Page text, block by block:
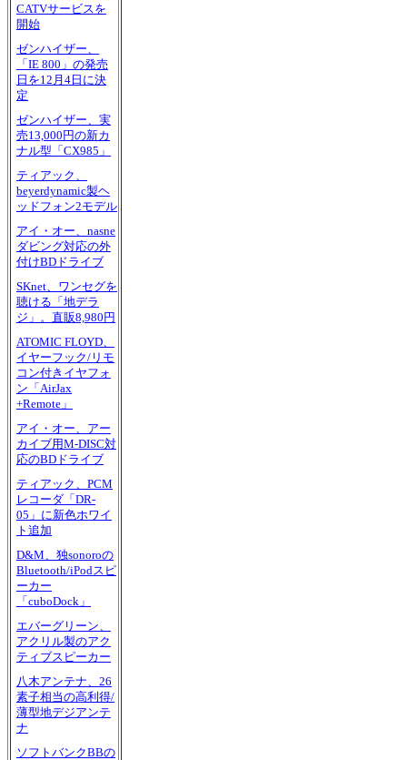
CATVサービスを
開始
ゼンハイザー、
「IE 800」の発売
日を12月4日に決
定
ゼンハイザー、実
売13,000円の新カ
ナル型「CX985」
ティアック、
beyerdynamic製ヘ
ッドフォン2モデル
アイ・オー、nasne
ダビング対応の外
付けBDドライブ
SKnet、ワンセグを
聴ける「地デラ
ジ」。直販8,980円
ATOMIC FLOYD、
イヤーフック/リモ
コン付きイヤフォ
ン「AirJax
+Remote」
アイ・オー、アー
カイブ用M-DISC対
応のBDドライブ
ティアック、PCM
レコーダ「DR-
05」に新色ホワイ
ト追加
D&M、独sonoroの
Bluetooth/iPodスピ
ーカー
「cuboDock」
エバーグリーン、
アクリル製のアク
ティブスピーカー
八木アンテナ、26
素子相当の高利得/
薄型地デジアンテ
ナ
ソフトバンクBBの